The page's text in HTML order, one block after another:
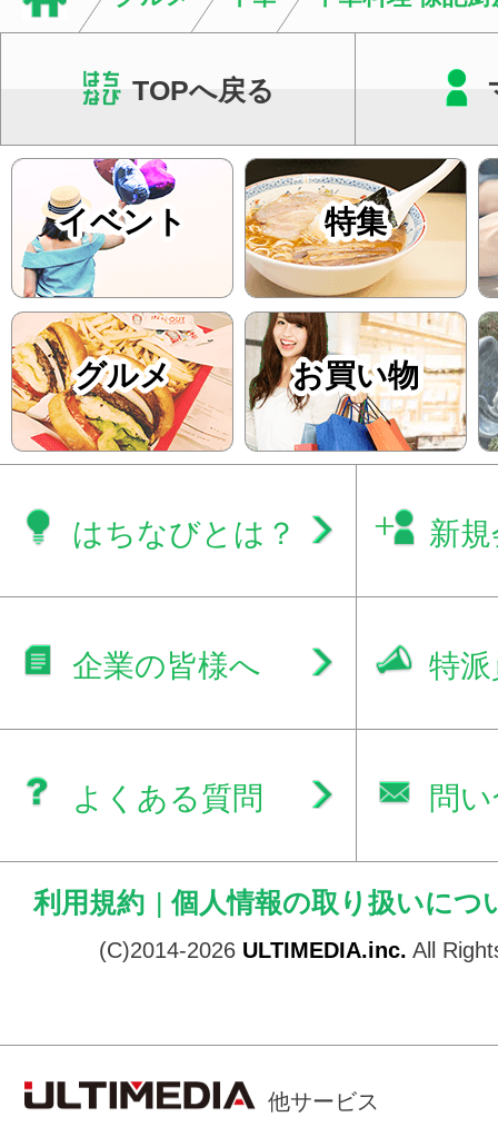
TOPへ戻る
イベント 特集
グルメ お買い物
はちなびとは？ 新
企業の皆様へ 特
よくある質問 問
利用規約 | 個人情報の取り扱いにつ
(C)2014-2026 ULTIMEDIA.inc. All
他サービス